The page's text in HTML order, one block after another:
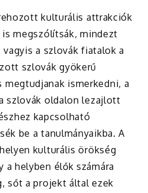
kulturális attrakciók
megszólítsák, mindezt
a szlovák fiatalok a
szlovák gyökerű
ismerkedni, a
szlovák oldalon lezajlott
kapcsolható
be a tanulmányaikba. A
kulturális örökség
a helyben élők számára
sőt a projekt által ezek